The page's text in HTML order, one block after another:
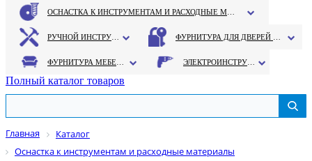
Полный каталог товаров
Главная
Каталог
Оснастка к инструментам и расходные материалы